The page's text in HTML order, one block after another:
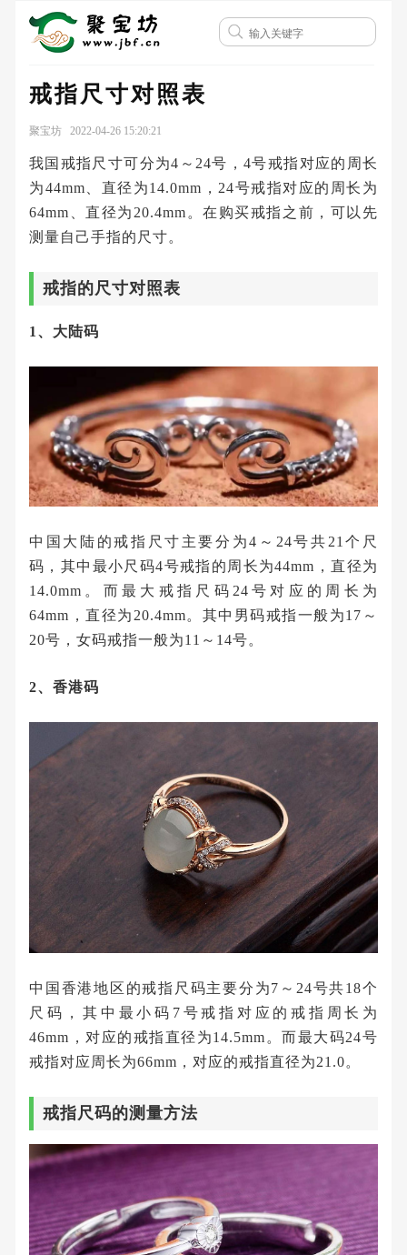
戒指尺寸对照表
聚宝坊 2022-04-26 15:20:21
我国戒指尺寸可分为4～24号，4号戒指对应的周长
为44mm、直径为14.0mm，24号戒指对应的周长为
64mm、直径为20.4mm。在购买戒指之前，可以先
测量自己手指的尺寸。
戒指的尺寸对照表
1、大陆码
中国大陆的戒指尺寸主要分为4～24号共21个尺
码，其中最小尺码4号戒指的周长为44mm，直径为
14.0mm。而最大戒指尺码24号对应的周长为
64mm，直径为20.4mm。其中男码戒指一般为17～
20号，女码戒指一般为11～14号。
2、香港码
中国香港地区的戒指尺码主要分为7～24号共18个
尺码，其中最小码7号戒指对应的戒指周长为
46mm，对应的戒指直径为14.5mm。而最大码24号
戒指对应周长为66mm，对应的戒指直径为21.0。
戒指尺码的测量方法